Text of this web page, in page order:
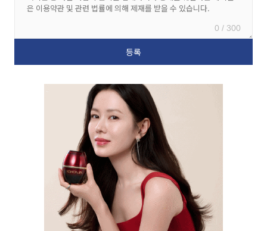
0 / 300